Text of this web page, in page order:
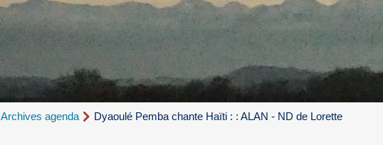
Archives agenda Dyaoulé Pemba chante Haïti : : ALAN - ND de Lorette